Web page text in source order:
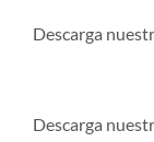
Descarga
Descarga